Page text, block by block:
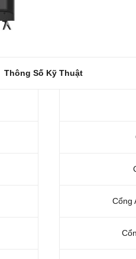
Thông Số Kỹ Thuật
Cổng